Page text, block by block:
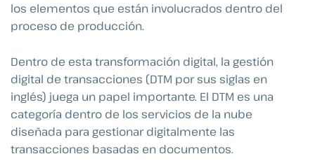
los elementos que están involucrados dentro del
proceso de producción.
Dentro de esta transformación digital, la gestión
digital de transacciones (DTM por sus siglas en
inglés) juega un papel importante. El DTM es una
categoría dentro de los servicios de la nube
diseñada para gestionar digitalmente las
transacciones basadas en documentos.